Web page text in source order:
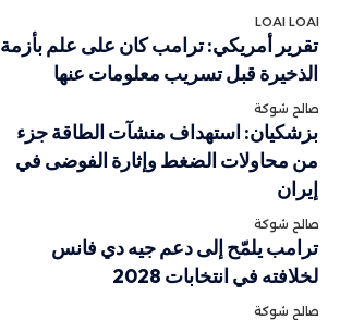
LOAI LOAI
تقرير أمريكي: ترامب كان على علم بأزمة
الذخيرة قبل تسريب معلومات عنها
صالح شوكة
بزشكيان: استهداف منشآت الطاقة جزء
من محاولات الضغط وإثارة الفوضى في
إيران
صالح شوكة
ترامب يلمّح إلى دعم جيه دي فانس
لخلافته في انتخابات 2028
صالح شوكة